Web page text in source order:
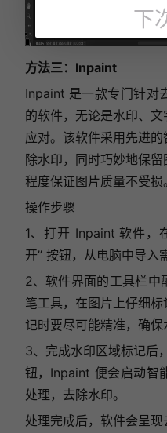
方法三：Inpaint
Inpaint 是一款专门针对
的软件，无论是水印、
应对。该软件采用先进
除水印，同时巧妙地保
程度保证图片质量不受损。
操作步骤
1、打开 Inpaint 软件，
开” 按钮，从电脑中导入
2、软件界面的工具栏中
笔工具，在图片上仔细
记时要尽可能精准，确保
3、完成水印区域标记后
钮，Inpaint 便会启动智
处理，去除水印。
处理完成后，软件会呈
下